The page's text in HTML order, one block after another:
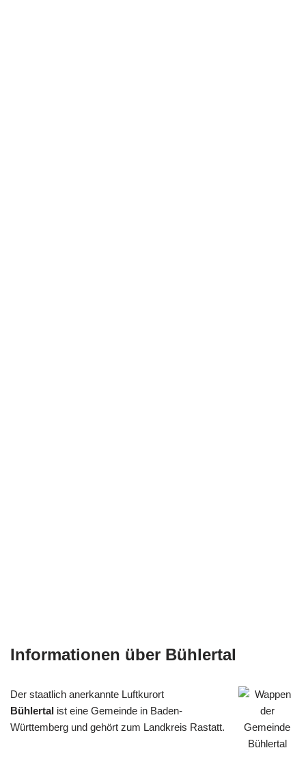
Informationen über Bühlertal
Der staatlich anerkannte Luftkurort
Bühlertal ist eine Gemeinde in Baden-
Württemberg und gehört zum Landkreis Rastatt.